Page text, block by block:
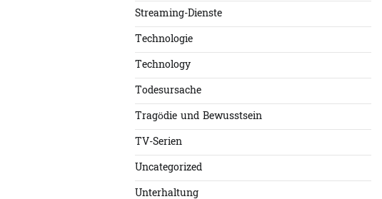
Streaming-Dienste
Technologie
Technology
Todesursache
Tragödie und Bewusstsein
TV-Serien
Uncategorized
Unterhaltung